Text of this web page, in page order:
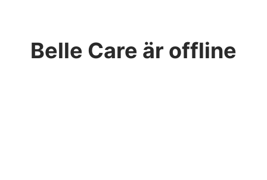
Belle Care är offline